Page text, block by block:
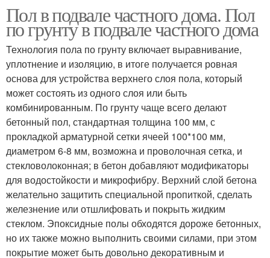
Пол в подвале частного дома. Пол
по грунту в подвале частного дома
Технология пола по грунту включает выравнивание,
уплотнение и изоляцию, в итоге получается ровная
основа для устройства верхнего слоя пола, который
может состоять из одного слоя или быть
комбинированным. По грунту чаще всего делают
бетонный пол, стандартная толщина 100 мм, с
прокладкой арматурной сетки ячеей 100*100 мм,
диаметром 6-8 мм, возможна и проволочная сетка, и
стекловолоконная; в бетон добавляют модификаторы
для водостойкости и микрофибру. Верхний слой бетона
желательно защитить специальной пропиткой, сделать
железнение или отшлифовать и покрыть жидким
стеклом. Эпоксидные полы обходятся дороже бетонных,
но их также можно выполнить своими силами, при этом
покрытие может быть довольно декоративным и